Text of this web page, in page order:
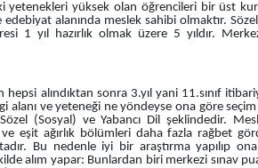
yetenekleri yüksek olan öğrencileri bir üst
alanında meslek sahibi olmaktır.
1 yıl hazırlık olmak üzere 5 yıldır.
alındıktan sonra 3.yıl yani 11.sınıf
alanı ve yeteneği ne yöndeyse ona göre
(Sosyal) ve Yabancı Dil şeklindedir.
eşit ağırlık bölümleri daha fazla rağbet
Bu nedenle iyi bir araştırma yapılıp
alım yapar: Bunlardan biri merkezi sınav